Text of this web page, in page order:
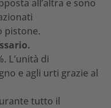
all’altra e sono
pistone.
L’unità di
e agli urti grazie al
tutto il